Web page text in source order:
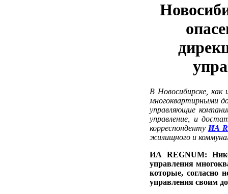
В Новосибирске, как
многоквартирными
управляющие
управление, и
корреспонденту ИА
жилищного и
ИА REGNUM:
управления
которые, согласно
управления своим